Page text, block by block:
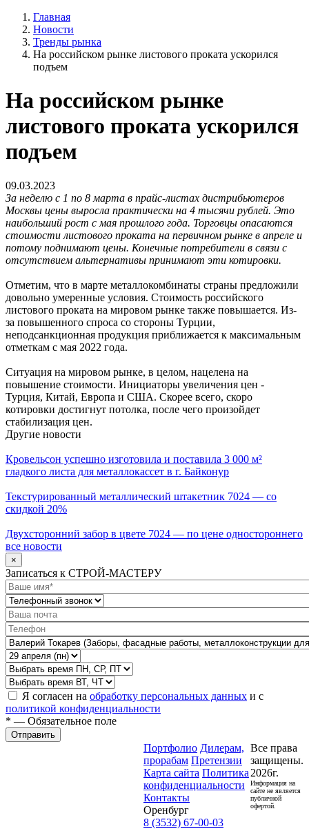
Главная
Новости
Тренды рынка
На российском рынке листового проката ускорился
подъем
На российском рынке
листового проката ускорился
подъем
09.03.2023
За неделю с 1 по 8 марта в прайс-листах дистрибьютеров
Москвы цены выросла практически на 4 тысячи рублей. Это
наибольший рост с мая прошлого года. Торговцы опасаются
стоимости листового проката на первичном рынке в апреле и
потому поднимают цены. Конечные потребители в связи с
отсутствием альтернативы принимают эти котировки.
Отметим, что в марте металлокомбинаты страны предложили
довольно умеренные условия. Стоимость российского
листового проката на мировом рынке также повышается. Из-
за повышенного спроса со стороны Турции,
неподсанкционная продукция приближается к максимальным
отметкам с мая 2022 года.
Ситуация на мировом рынке, в целом, нацелена на
повышение стоимости. Инициаторы увеличения цен -
Турция, Китай, Европа и США. Скорее всего, скоро
котировки достигнут потолка, после чего произойдет
стабилизация цен.
Другие новости
Кровельсон успешно изготовила и поставила 3 000 м²
гладкого листа для металлокассет в г. Байконур
Текстурированный металлический штакетник 7024 — со
скидкой 20%
Двухсторонний забор в цвете 7024 — по цене одностороннего
все новости
×
Записаться к СТРОЙ-МАСТЕРУ
Я согласен на обработку персональных данных и с
политикой конфиденциальности
* — Обязательное поле
Отправить
Портфолио Дилерам,
прорабам Претензии
Карта сайта Политика
конфиденциальности
Контакты
Оренбург
8 (3532) 67-00-03
Все права
защищены.
2026г.
Информация на
сайте не является
публичной
офертой.